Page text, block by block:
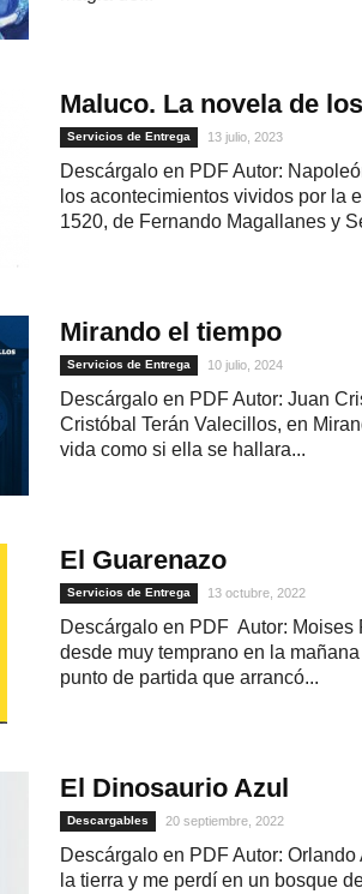
Maluco. La novela de
Servicios de Entrega 13 julio, 2023
Descárgalo en PDF Autor:
los acontecimientos vividos por la
1520, de Fernando Magallanes y
Mirando el tiempo
Servicios de Entrega 10 julio, 2024
Descárgalo en PDF Autor: Juan
Cristóbal Terán Valecillos, en
vida como si ella se hallara...
El Guarenazo
Servicios de Entrega 13 octubre, 2022
Descárgalo en PDF Autor:
desde muy temprano en la
punto de partida que arrancó...
El Dinosaurio Azul
Descargables 20 septiembre, 2022
Descárgalo en PDF Autor:
la tierra y me perdí en un bosque